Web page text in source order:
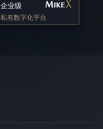
企业级
私有数字化平台